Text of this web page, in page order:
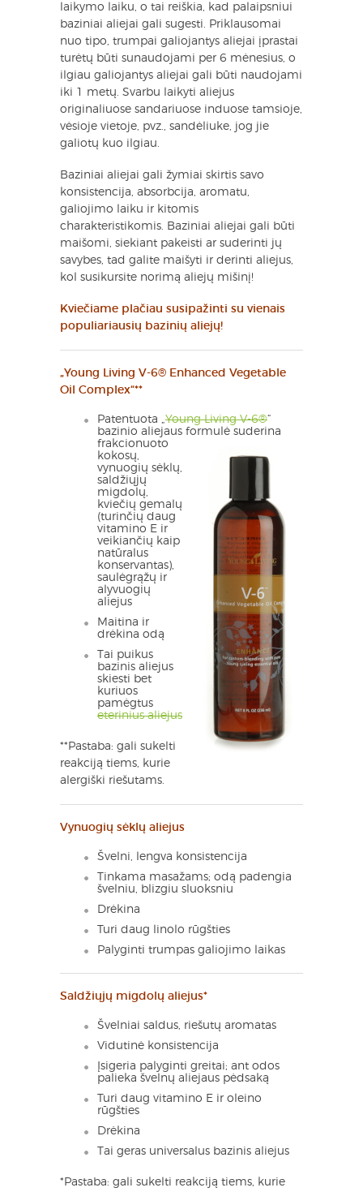
laikymo laiku, o tai reiškia, kad palaipsniui
baziniai aliejai gali sugesti. Priklausomai
nuo tipo, trumpai galiojantys aliejai įprastai
turėtų būti sunaudojami per 6 mėnesius, o
ilgiau galiojantys aliejai gali būti naudojami
iki 1 metų. Svarbu laikyti aliejus
originaliuose sandariuose induose tamsioje,
vėsioje vietoje, pvz., sandėliuke, jog jie
galiotų kuo ilgiau.
Baziniai aliejai gali žymiai skirtis savo
konsistencija, absorbcija, aromatu,
galiojimo laiku ir kitomis
charakteristikomis. Baziniai aliejai gali būti
maišomi, siekiant pakeisti ar suderinti jų
savybes, tad galite maišyti ir derinti aliejus,
kol susikursite norimą aliejų mišinį!
Kviečiame plačiau susipažinti su vienais
populiariausių bazinių aliejų!
„Young Living V-6® Enhanced Vegetable
Oil Complex“**
Patentuota „ Young Living V-6®“
bazinio aliejaus formulė suderina
frakcionuoto
kokosų,
vynuogių sėklų,
saldžiųjų
migdolų,
kviečių gemalų
(turinčių daug
vitamino E ir
veikiančių kaip
natūralus
konservantas),
saulėgrąžų ir
alyvuogių
aliejus
Maitina ir
drėkina odą
Tai puikus
bazinis aliejus
skiesti bet
kuriuos
pamėgtus
eterinius aliejus
**Pastaba: gali sukelti
reakciją tiems, kurie
alergiški riešutams.
Vynuogių sėklų aliejus
Švelni, lengva konsistencija
Tinkama masažams; odą padengia
švelniu, blizgiu sluoksniu
Drėkina
Turi daug linolo rūgšties
Palyginti trumpas galiojimo laikas
Saldžiųjų migdolų aliejus*
Švelniai saldus, riešutų aromatas
Vidutinė konsistencija
Įsigeria palyginti greitai; ant odos
palieka švelnų aliejaus pėdsaką
Turi daug vitamino E ir oleino
rūgšties
Drėkina
Tai geras universalus bazinis aliejus
*Pastaba: gali sukelti reakciją tiems, kurie